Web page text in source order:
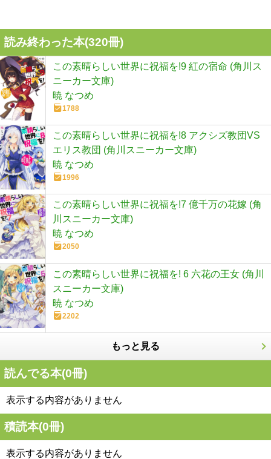
読み終わった本(320冊)
この素晴らしい世界に祝福を!9 紅の宿命 (角川ス
ニーカー文庫)
暁 なつめ
1788
この素晴らしい世界に祝福を!8 アクシズ教団VS
エリス教団 (角川スニーカー文庫)
暁 なつめ
1996
この素晴らしい世界に祝福を!7 億千万の花嫁 (角
川スニーカー文庫)
暁 なつめ
2050
この素晴らしい世界に祝福を! 6 六花の王女 (角川
スニーカー文庫)
暁 なつめ
2202
もっと見る
読んでる本(0冊)
表示する内容がありません
積読本(0冊)
表示する内容がありません